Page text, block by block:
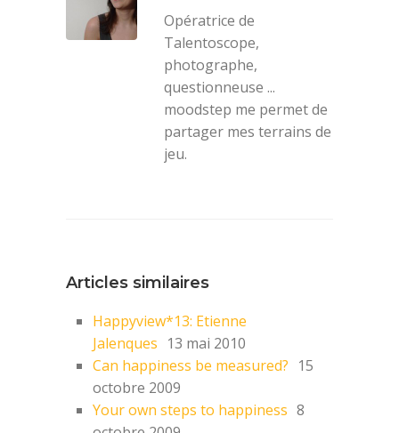
Opératrice de
Talentoscope,
photographe,
questionneuse ...
moodstep me permet de
partager mes terrains de
jeu.
Articles similaires
Happyview*13: Etienne
Jalenques 13 mai 2010
Can happiness be measured? 15
octobre 2009
Your own steps to happiness 8